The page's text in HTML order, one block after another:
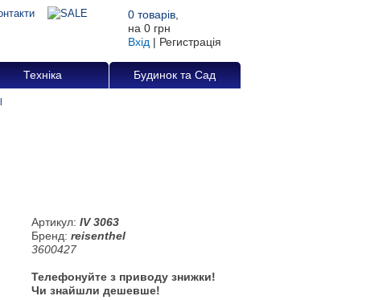
0 товарів
на 0 грн
Вхід | Регистрація
Техніка Будинок та Сад
Артикул: IV 3063
Бренд: reisenthel
3600427
Телефонуйте з приводу знижки!
Чи знайшли дешевше!